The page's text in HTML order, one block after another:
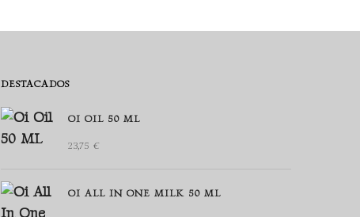
DESTACADOS
OI OIL 50 ML
23,75 €
OI ALL IN ONE MILK 50 ML